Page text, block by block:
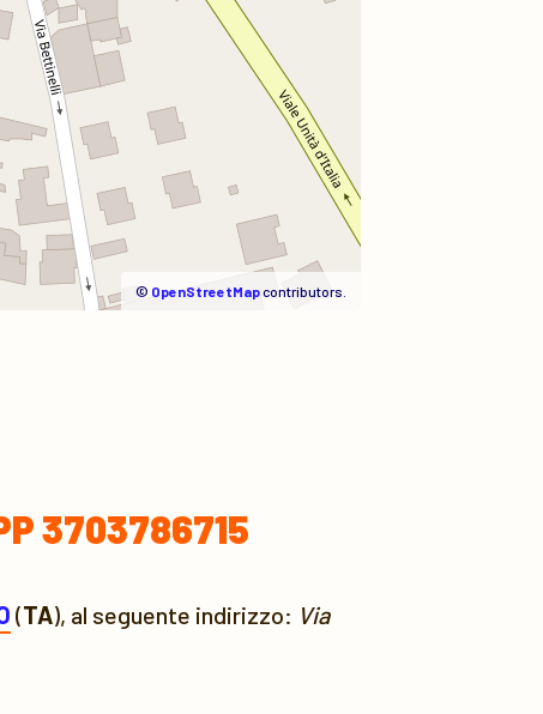
© OpenStreetMapcontributors.
3703786715
(TA), al seguente indirizzo: Via